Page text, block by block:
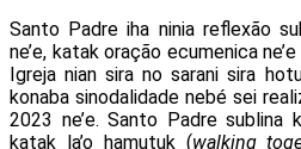
Santo Padre iha ninia reflexão
ne’e, katak oração ecumenica
Igreja nian sira no sarani sira
konaba sinodalidade nebé sei
2023 ne’e. Santo Padre sublina
katak la’o hamutuk (walking